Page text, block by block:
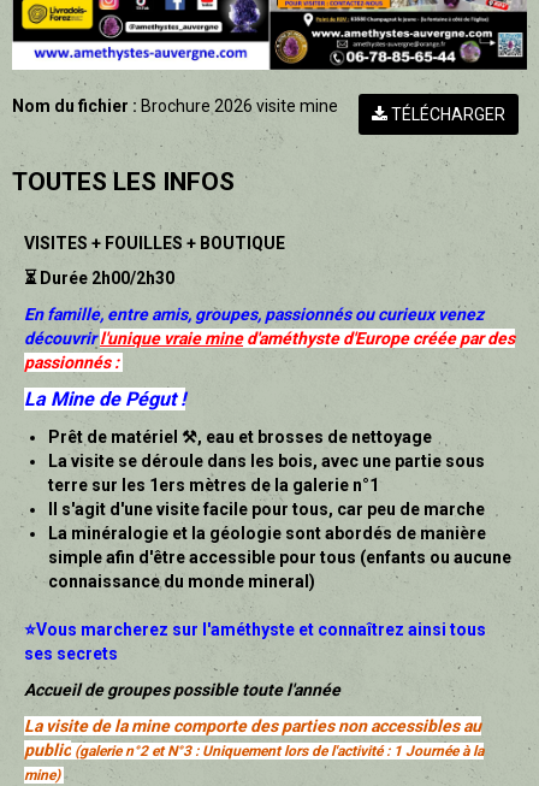
Nom du fichier : Brochure 2026 visite mine TÉLÉCHARGER
TOUTES LES INFOS
VISITES + FOUILLES + BOUTIQUE
⏳ Durée 2h00/2h30
En famille, entre amis, groupes, passionnés ou curieux venez
découvrirl'unique vraie mined'améthyste d'Europe créée par des
passionnés :
La Mine de Pégut !
Prêt de matériel ⚒, eau et brosses de nettoyage
La visite se déroule dans les bois, avec une partie sous
terre sur les 1ers mètres de la galerie n°1
Il s'agit d'une visite facile pour tous, car peu de marche
La minéralogie et la géologie sont abordés de manière
simple afin d'être accessible pour tous (enfants ou aucune
connaissance du monde mineral)
⭐Vous marcherez sur l'améthyste et connaîtrez ainsi tous
ses secrets
Accueil de groupes possible toute l'année
La visite de la mine comporte des parties non accessibles au
public (galerie n°2 et N°3 : Uniquement lors de l'activité : 1 Journée à la
mine)